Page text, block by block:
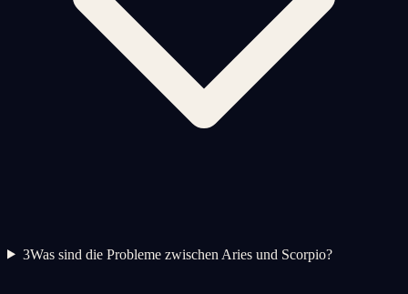
3Was sind die Probleme zwischen Aries und Scorpio?